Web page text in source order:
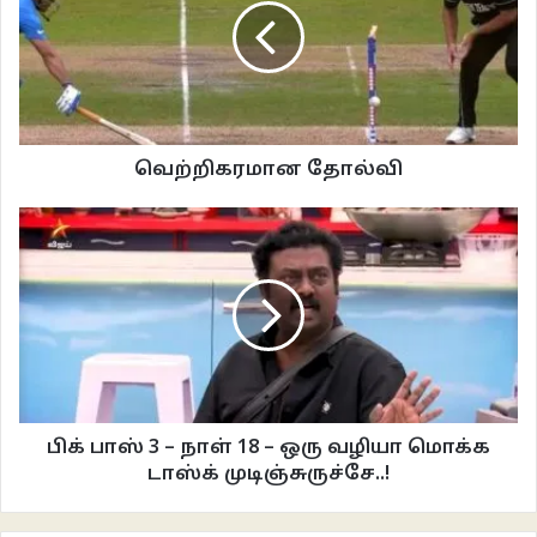
கோவப்படுவேன். அவனை பேசாம இருக்கச் சொல்லுங்க” எனக் காமெடி செய்து
கொண்டிருந்தார். இளைஞர்கள் பெரிதாக எடுத்துக் கொள்ளவில்லை. வயதான
மோகனுக்கு மரணம், ஆவி, மயானம் போன்றவை மனதளவில் பாதிப்பை
ஏற்படுத்தியிருக்கலாம். ஆவிகளுக்கு உணவு எப்படிக் கொடுப்பது எனப் பேச்சு
வந்த போது, “காக்காக்கு வைக்குற மாதிரி போய் வைங்கடா. அதுக எப்போ
வேணா சாப்ட்டுக்கட்டும்” என சாண்டி சொல்ல உச்சகட்ட டென்சன் ஆனார்
பிறகு, ஷெரினை தர்ஷனுக்கு முத்தம் கொடுக்க வைத்து கொல்லும்படி
வனிதாவுக்கு உத்தரவு வந்தது. எப்படி முடிக்கப் போகிறாரோ என நாம் நினைக்க
வெகு கேசுவலாக அதைச் செய்து முடித்தார் வனிதா. சரியாக அபிராமி
ஷெரினைத் தாஜா செய்ய முயன்று கொண்டிருக்கும் போது அவர்
கொல்லப்பட்டதாக அறிவித்தார் பிக் பாஸ். ஷெரின் அபிராமியை ஒரு பார்வை
பார்க்க, “அய்யோ நான் இல்ல நான் இல்ல” எனப் பதறிப் போனார் அபிராமி.
மேளதாளத்தோடு சிறப்பாக ஷெரின் மைதானத்தில் விடப்பட்டார். பின்னர்
வெற்றிகரமான தோல்வி
பிக் பாஸ் 3 – நாள் 18 – ஒரு வழியா மொக்க
டாஸ்க் முடிஞ்சுருச்சே..!